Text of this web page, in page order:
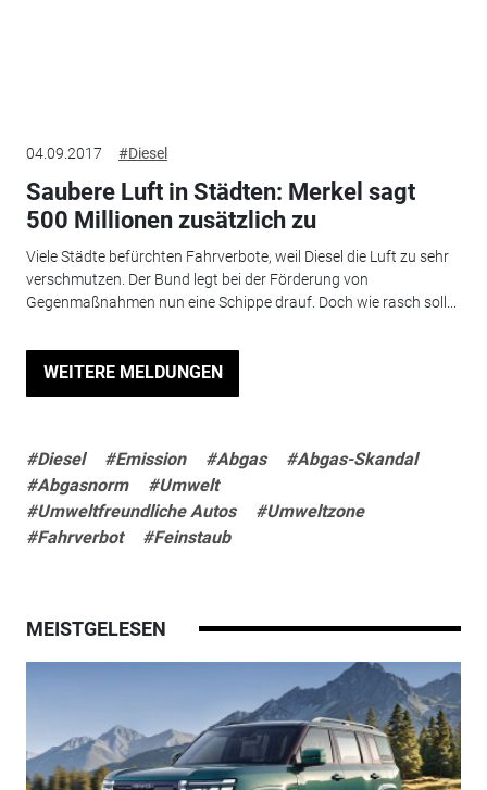
04.09.2017 #Diesel
Saubere Luft in Städten: Merkel sagt
500 Millionen zusätzlich zu
Viele Städte befürchten Fahrverbote, weil Diesel die Luft zu sehr
verschmutzen. Der Bund legt bei der Förderung von
Gegenmaßnahmen nun eine Schippe drauf. Doch wie rasch soll...
WEITERE MELDUNGEN
#Diesel #Emission #Abgas
#Abgas-Skandal
#Abgasnorm
#Umwelt
#Umweltfreundliche Autos
#Umweltzone
#Fahrverbot
#Feinstaub
MEISTGELESEN